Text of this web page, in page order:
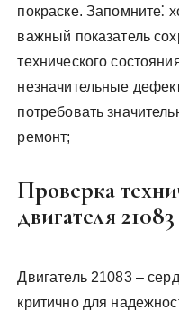
покраске. Запомните⁚
важный показатель
технического
незначительные
потребовать
ремонт;
Проверка
двигателя 21083
Двигатель 21083 –
критично для